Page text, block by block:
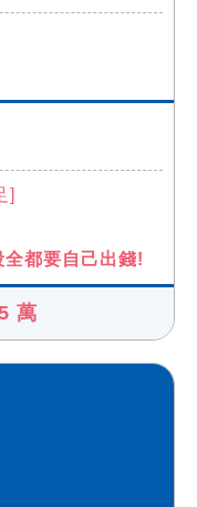
]
都要自己出錢!
萬